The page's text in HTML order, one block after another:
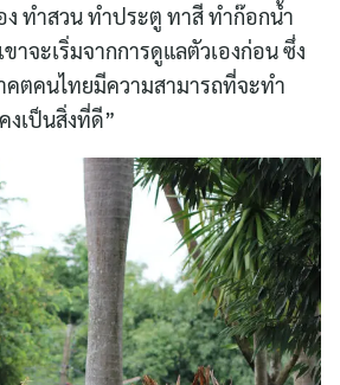
ง ทำสวน ทำประตู ทาสี ทำก๊อกน้ำ
าจะเริ่มจากการดูแลตัวเองก่อน ซึ่ง
คตคนไทยมีความสามารถที่จะทำ
งเป็นสิ่งที่ดี”